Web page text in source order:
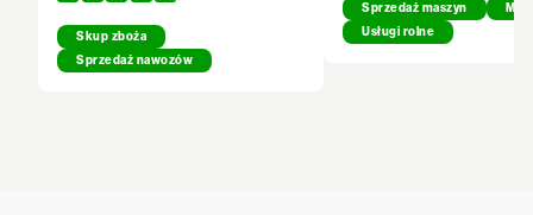
Skup zboża
Sprzedaż nawozów
Sprzedaż maszyn
Usługi rolne